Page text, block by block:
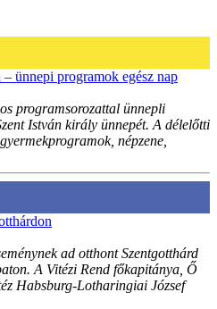
ünnepi programok egész nap
programsorozattal ünnepli
István király ünnepét. A délelőtti
népzene,
ad otthont Szentgotthárd
A Vitézi Rend főkapitánya, Ő
Habsburg-Lotharingiai József